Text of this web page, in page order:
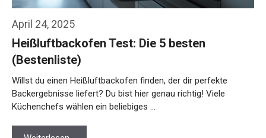
April 24, 2025
Heißluftbackofen Test: Die 5 besten
(Bestenliste)
Willst du einen Heißluftbackofen finden, der dir perfekte
Backergebnisse liefert? Du bist hier genau richtig! Viele
Küchenchefs wählen ein beliebiges …